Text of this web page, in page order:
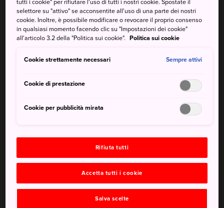
montuosa Tanigawa. È una delle 100 montagne più
famose del Giappone, estremamente difficile da scalare.
In breve
Soprannominata "la montagna del diavolo" da diversi
Conta circa quattro volte più vittime rispetto al Monte
Come arrivare
Il Monte Tanigawa è raggiungibile prendendo il treno e i
mezzi di trasporto pubblici, tra cui l'autobus.
tutti i cookie" per rifiutare l'uso di tutti i nostri cookie. Spostate il
selettore su "attivo" se acconsentite all'uso di una parte dei nostri
cookie. Inoltre, è possibile modificare o revocare il proprio consenso
in qualsiasi momento facendo clic su "Impostazioni dei cookie"
all'articolo 3.2 della "Politica sui cookie". Politica sui cookie
Cookie strettamente necessari Sempre attivi
Cookie di prestazione
Cookie per pubblicità mirata
Rifiuta tutti
Accetta tutti i cookie
Salva scelte